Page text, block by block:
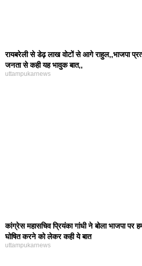
रायबरेली से डेढ़ लाख वोटों से आगे राहुल,,भाजपा
जनता से कही यह भावुक बात,,
uttampukarnews
कांग्रेस महासचिव प्रियंका गांधी ने बोला भाजपा पर
घोषित करने को लेकर कही ये बात
uttampukarnews